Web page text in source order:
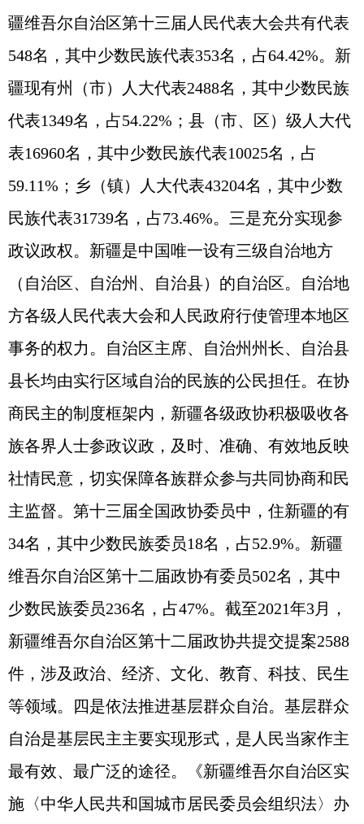
疆维吾尔自治区第十三届人民代表大会共有代表
548名，其中少数民族代表353名，占64.42%。新
疆现有州（市）人大代表2488名，其中少数民族
代表1349名，占54.22%；县（市、区）级人大代
表16960名，其中少数民族代表10025名，占
59.11%；乡（镇）人大代表43204名，其中少数
民族代表31739名，占73.46%。三是充分实现参
政议政权。新疆是中国唯一设有三级自治地方
（自治区、自治州、自治县）的自治区。自治地
方各级人民代表大会和人民政府行使管理本地区
事务的权力。自治区主席、自治州州长、自治县
县长均由实行区域自治的民族的公民担任。在协
商民主的制度框架内，新疆各级政协积极吸收各
族各界人士参政议政，及时、准确、有效地反映
社情民意，切实保障各族群众参与共同协商和民
主监督。第十三届全国政协委员中，住新疆的有
34名，其中少数民族委员18名，占52.9%。新疆
维吾尔自治区第十二届政协有委员502名，其中
少数民族委员236名，占47%。截至2021年3月，
新疆维吾尔自治区第十二届政协共提交提案2588
件，涉及政治、经济、文化、教育、科技、民生
等领域。四是依法推进基层群众自治。基层群众
自治是基层民主主要实现形式，是人民当家作主
最有效、最广泛的途径。《新疆维吾尔自治区实
施〈中华人民共和国城市居民委员会组织法〉办